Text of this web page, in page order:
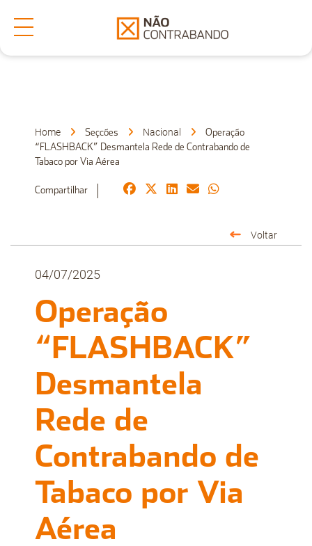
Denuncia
Home Seçcões Nacional
Operação
“FLASHBACK” Desmantela Rede de Contrabando de
Tabaco por Via Aérea
Compartilhar
Voltar
04/07/2025
Operação
“FLASHBACK”
Desmantela
Rede de
Contrabando de
Tabaco por Via
Aérea